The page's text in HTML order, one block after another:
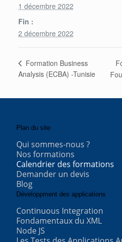
1 décembre 2022
Fin :
2 décembre 2022
Formation Business
Analysis (ECBA) -Tunisie
Plan du site
Qui sommes-nous ?
Nos formations
Calendrier des formations
Demander un devis
Blog
Développment des applications
Continuous Integration
Fondamentaux du XML
Node JS